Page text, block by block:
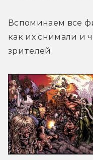
Вспоминаем все
как их снимали и
зрителей.